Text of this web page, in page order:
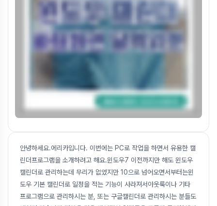
안녕하세요.에리카입니다. 이번에는 PC로 작업을 하면서 유용한 캘
린더프로그램을 소개하려고 해요.윈도우7 이전까지만 해도 윈도우
캘린더로 관리하는데 무리가 없었지만 10으로 넘어오면서부터는윈
도우 기본 캘린더로 일정을 적는 기능이 사라져서아웃룩이나 기타
프로그램으로 관리하시는 분, 또는 구글캘린더로 관리하시는 분들도